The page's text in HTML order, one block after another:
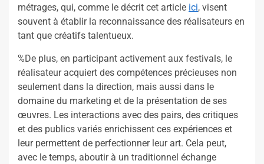
métrages, qui, comme le décrit cet article ici, visent
souvent à établir la reconnaissance des réalisateurs en
tant que créatifs talentueux.
%De plus, en participant activement aux festivals, le
réalisateur acquiert des compétences précieuses non
seulement dans la direction, mais aussi dans le
domaine du marketing et de la présentation de ses
œuvres. Les interactions avec des pairs, des critiques
et des publics variés enrichissent ces expériences et
leur permettent de perfectionner leur art. Cela peut,
avec le temps, aboutir à un traditionnel échange